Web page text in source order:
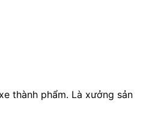
thành phẩm. Là xưởng sản